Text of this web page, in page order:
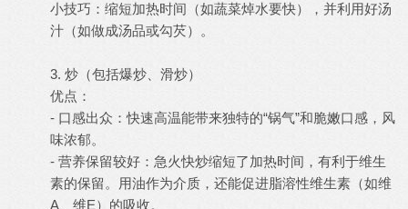
小技巧：缩短加热时间（如蔬菜焯水要快），并利用好汤
汁（如做成汤品或勾芡）。
3. 炒（包括爆炒、滑炒）
优点：
- 口感出众：快速高温能带来独特的“锅气”和脆嫩口感，风
味浓郁。
- 营养保留较好：急火快炒缩短了加热时间，有利于维生
素的保留。用油作为介质，还能促进脂溶性维生素（如维
A、维E）的吸收。